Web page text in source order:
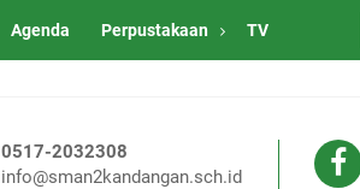
Agenda Perpustakaan TV
0517-2032308
info@sman2kandangan.sch.id